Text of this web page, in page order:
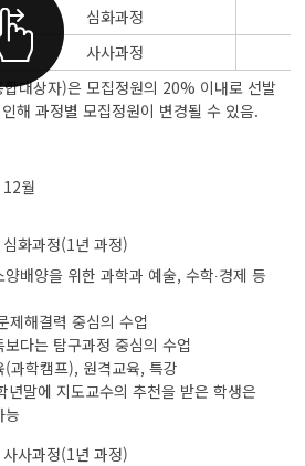
모집 분야 및 정원을 분야, 초등과학, 중등과학으로 나눈 표
심화과정
사사과정
대상자)은 모집정원의 20% 이내로 선발
해 과정별 모집정원이 변경될 수 있음.
월
화과정(1년 과정)
배양을 위한 과학과 예술, 수학∙경제 등
제해결력 중심의 수업
다는 탐구과정 중심의 수업
과학캠프), 원격교육, 특강
년말에 지도교수의 추천을 받은 학생은
능
사과정(1년 과정)